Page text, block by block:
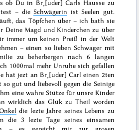
ob Du in Br˖[uder] Carls Hausse zu
– die Schwägerin ist Seelen gut.
das Töpfchen über – ich bath sie
Deine Magd und Kinderchen zu über
immer um keinen Preiß in der Welt
– einen so lieben Schwager mit
zu beherbergen nach 6 langen
1000mal mehr Unruhe sich gefallen
hat jezt an Br˖[uder] Carl einen 2ten
gut und liebevoll gegen die Seinige
eine wahre Stütze für unsre Kinder
wirklich das Glük zu Theil worden
die lezte Jahre seines Lebens zu
die 3 lezte Tage seines einsamen
– es gereicht mir zur grosen